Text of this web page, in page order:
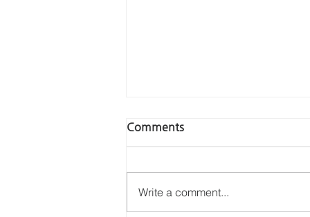
Comments
Write a comment...